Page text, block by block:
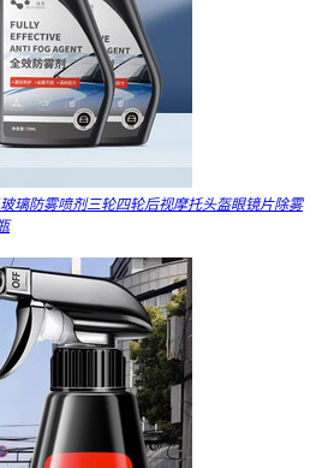
璃防雾喷剂三轮四轮后视摩托头盔眼镜片除雾